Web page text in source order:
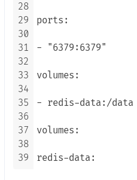
28
29
30
31
32
33
34
35
36
37
38
39
ports:
- "6379:6379"
volumes:
- redis-data:/data
volumes:
redis-data: